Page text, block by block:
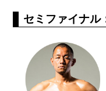
セミファイナル